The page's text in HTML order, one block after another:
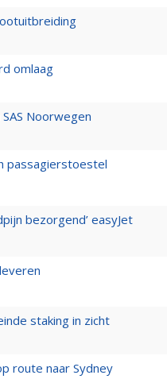
omlaag
Noorwegen
passagierstoestel
bezorgend’ easyJet
staking in zicht
route naar Sydney